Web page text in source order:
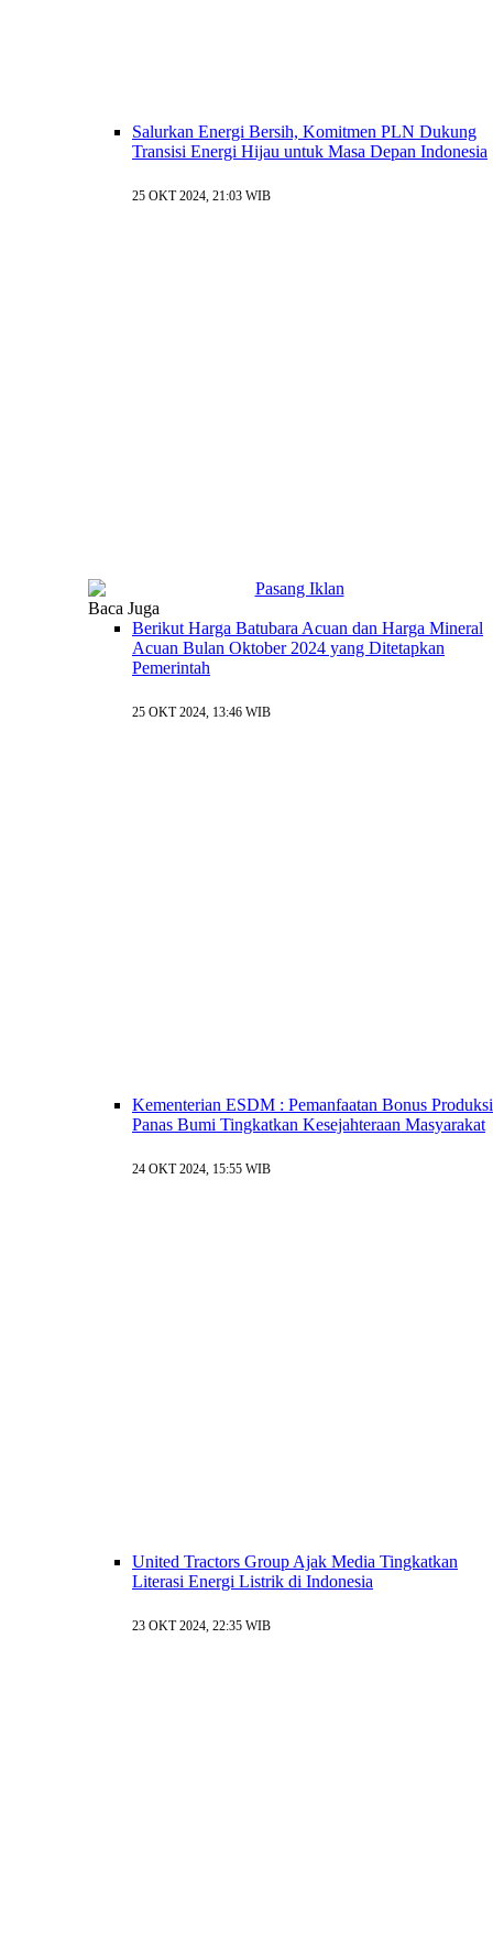
Salurkan Energi Bersih, Komitmen PLN Dukung
Transisi Energi Hijau untuk Masa Depan Indonesia
25 OKT 2024, 21:03 WIB
Baca Juga
Berikut Harga Batubara Acuan dan Harga Mineral
Acuan Bulan Oktober 2024 yang Ditetapkan
Pemerintah
25 OKT 2024, 13:46 WIB
Kementerian ESDM : Pemanfaatan Bonus Produksi
Panas Bumi Tingkatkan Kesejahteraan Masyarakat
24 OKT 2024, 15:55 WIB
United Tractors Group Ajak Media Tingkatkan
Literasi Energi Listrik di Indonesia
23 OKT 2024, 22:35 WIB